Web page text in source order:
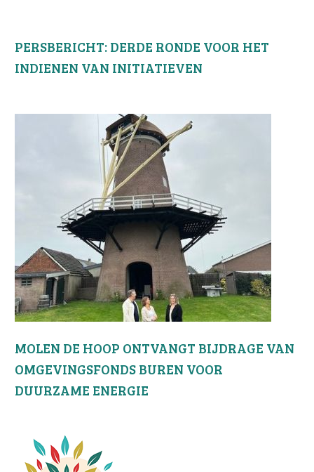
PERSBERICHT: DERDE RONDE VOOR HET
INDIENEN VAN INITIATIEVEN
MOLEN DE HOOP ONTVANGT BIJDRAGE VAN
OMGEVINGSFONDS BUREN VOOR
DUURZAME ENERGIE